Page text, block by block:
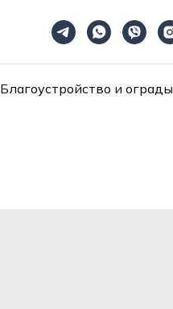
Благоустройство и ограды